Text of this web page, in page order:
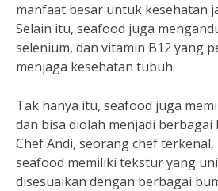
manfaat besar untuk kesehatan
Selain itu, seafood juga
selenium, dan vitamin B12 yang
menjaga kesehatan tubuh.
Tak hanya itu, seafood juga
dan bisa diolah menjadi berbagai
Chef Andi, seorang chef
seafood memiliki tekstur yang
disesuaikan dengan berbagai